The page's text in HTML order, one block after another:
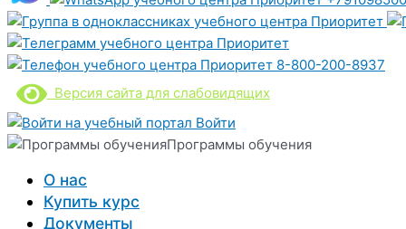
8-800-200-8937
Версия сайта для слабовидящих
Войти
Программы обучения
О нас
Купить курс
Документы